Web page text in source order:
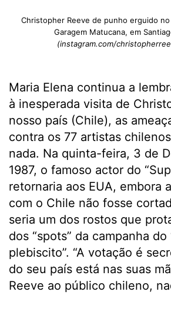
Christopher Reeve de punho erguido
Garagem Matucana, em
(instagram.com/
Maria Elena continua a
à inesperada visita de
nosso país (Chile), as
contra os 77 artistas
nada. Na quinta-feira, 3 de
1987, o famoso actor do
retornaria aos EUA, embora
com o Chile não fosse
seria um dos rostos que
dos “spots” da campanha do
plebiscito”. “A votação é
do seu país está nas suas
Reeve ao público chileno,